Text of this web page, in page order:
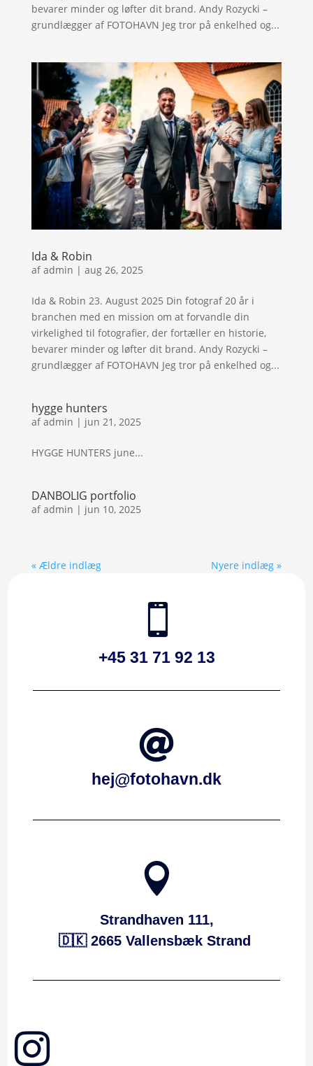
bevarer minder og løfter dit brand. Andy Rozycki –
grundlægger af FOTOHAVN Jeg tror på enkelhed og...
Ida & Robin
afadmin | aug 26, 2025
Ida & Robin 23. August 2025 Din fotograf 20 år i
branchen med en mission om at forvandle din
virkelighed til fotografier, der fortæller en historie,
bevarer minder og løfter dit brand. Andy Rozycki –
grundlægger af FOTOHAVN Jeg tror på enkelhed og...
hygge hunters
afadmin | jun 21, 2025
HYGGE HUNTERS june...
DANBOLIG portfolio
afadmin | jun 10, 2025
« Ældre indlæg Nyere indlæg »

+45 31 71 92 13

hej@fotohavn.dk

Strandhaven 111,
🇩🇰 2665 Vallensbæk Strand
